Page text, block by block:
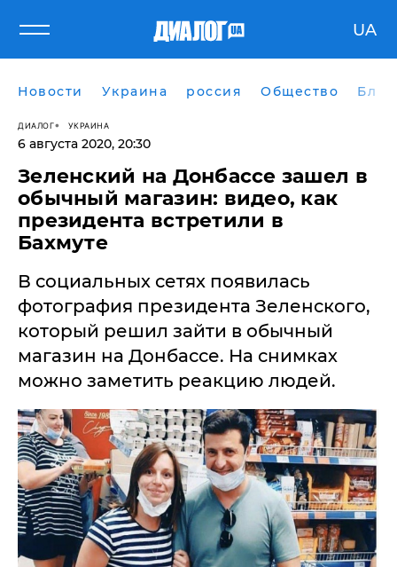
UA
Новости Украина россия Общество
ДИАЛОГ УКРАИНА
6 августа 2020, 20:30
Зеленский на Донбассе зашел в
обычный магазин: видео, как
президента встретили в
Бахмуте
В социальных сетях появилась
фотография президента Зеленского,
который решил зайти в обычный
магазин на Донбассе. На снимках
можно заметить реакцию людей.